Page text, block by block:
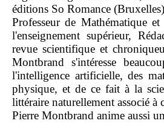
éditions So Romance
Professeur de Mathématique
l'enseignement supérieur,
revue scientifique et
Montbrand s'intéresse
l'intelligence artificielle, des
physique, et de ce fait à la
littéraire naturellement associé à
Pierre Montbrand anime aussi